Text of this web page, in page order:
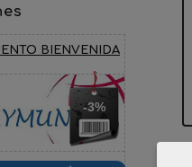
BIENVENIDA
-3%